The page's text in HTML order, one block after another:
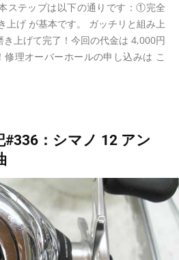
ステップは以下の通りです：①完全
げ が基本です。 ガッチリと組み上
上げて完了！今回の代金は 4,000円
理オーバーホールの申し込みは こ
：シマノ 12 アン